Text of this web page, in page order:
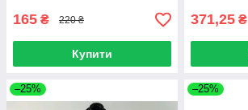
165 ₴ 220 ₴
Купити
371,25 ₴
–25% –25%